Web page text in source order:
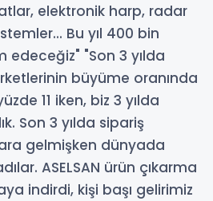
elektronik harp, radar
Bu yıl 400 bin
edeceğiz" "Son 3 yılda
büyüme oranında
11 iken, biz 3 yılda
Son 3 yılda sipariş
gelmişken dünyada
ASELSAN ürün çıkarma
indirdi, kişi başı gelirimiz